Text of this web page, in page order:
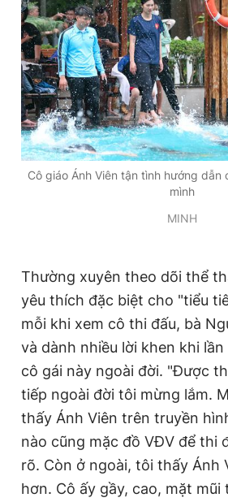
Cô giáo Ánh Viên tận tình hướng dẫn
mình
MINH
Thường xuyên theo dõi thể
yêu thích đặc biệt cho "tiểu
mỗi khi xem cô thi đấu, bà
và dành nhiều lời khen khi
cô gái này ngoài đời. "Được
tiếp ngoài đời tôi mừng lắm.
thấy Ánh Viên trên truyền
nào cũng mặc đồ VĐV để thi
rõ. Còn ở ngoài, tôi thấy Ánh
hơn. Cô ấy gầy, cao, mặt mũi